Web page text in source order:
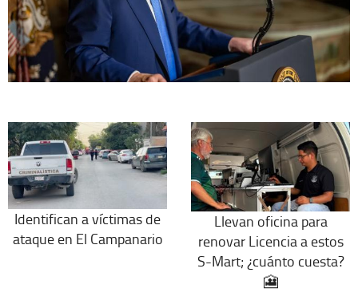
Identifican a víctimas de
ataque en El Campanario
Llevan oficina para
renovar Licencia a estos
S-Mart; ¿cuánto cuesta?
🎦